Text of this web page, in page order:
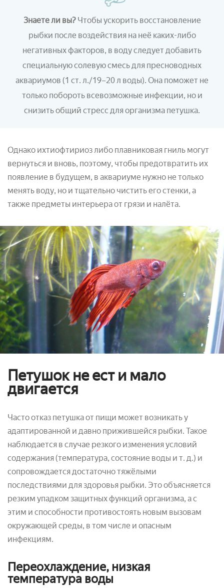
Знаете ли вы? Чтобы ускорить восстановление
рыбки после воздействия на неё каких-либо
негативных факторов, в воду следует добавить
специальную солевую смесь для пресноводных
аквариумов (1 ст. л./19–20 л воды). Она поможет не
только побороть всевозможные инфекции, но и
снизить общий стресс для организма петушка.
Однако ихтиофтириоз либо плавниковая гниль могут
вернуться и вновь, поэтому, чтобы предотвратить их
появление в будущем, в аквариуме нужно не только
менять воду, но и тщательно чистить его стенки, а
также предметы интерьера от грязи и налёта.
Петушок не ест и мало
двигается
Часто отказ петушка от пищи может возникать у
адаптированной и давно прижившейся рыбки. Такое
наблюдается в случае резкого изменения условий
содержания (температура, состояние воды и т. д.) и
сопровождается достаточно тяжёлыми
последствиями для здоровья рыбки. Это объясняется
резким упадком защитных функций организма, а с
этим и способности противостоять новым вызовам
окружающей среды, в том числе и опасным
инфекциям.
Переохлаждение, низкая
температура воды